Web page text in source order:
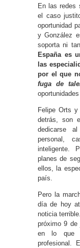
En las redes
el caso
oportunidad
y González
soporta ni
España es
las
por el que
fuga de
Felipe Orts
detrás, son
dedicarse
personal,
inteligente.
planes de
ellos, la
país.
Pero la
día de hoy
noticia
próximo 9 de
en lo que
profesional.